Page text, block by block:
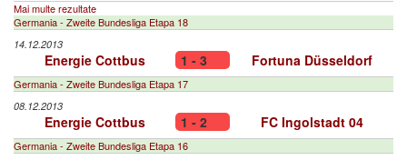
Mai multe rezultate
Germania - Zweite Bundesliga Etapa 18
14.12.2013
Energie Cottbus 1 - 3 Fortuna Düsseldorf
Germania - Zweite Bundesliga Etapa 17
08.12.2013
Energie Cottbus 1 - 2 FC Ingolstadt 04
Germania - Zweite Bundesliga Etapa 16